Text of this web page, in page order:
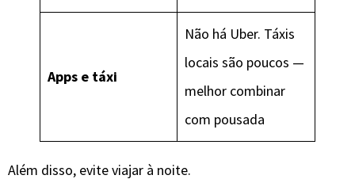
Apps e táxi
Não há Uber. Táxis
locais são poucos —
melhor combinar
com pousada
Além disso, evite viajar à noite.